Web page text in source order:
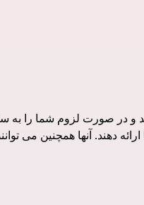
در صورت لزوم شما را به
دهند. آنها همچنین می